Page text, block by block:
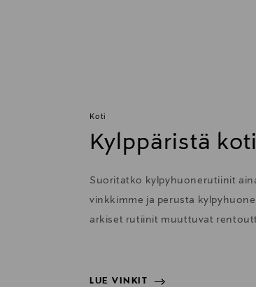
Koti
Kylppäristä
Suoritatko kylpyhuonerutiinit
vinkkimme ja perusta
arkiset rutiinit muuttuvat
LUE VINKIT